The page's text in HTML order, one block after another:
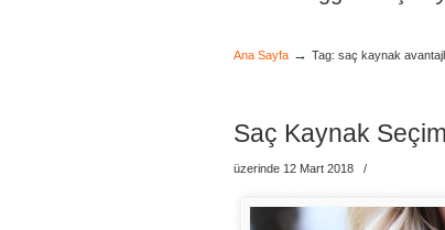
Ana Sayfa → Tag: saç kaynak
Saç Kaynak
üzerinde 12 Mart 2018 /